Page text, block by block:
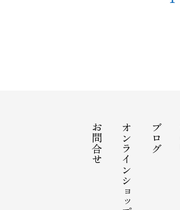
ブログ
オンラインショップ
お問合せ